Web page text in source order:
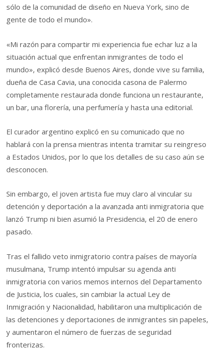
sólo de la comunidad de diseño en Nueva York, sino de
gente de todo el mundo».
«Mi razón para compartir mi experiencia fue echar luz a la
situación actual que enfrentan inmigrantes de todo el
mundo», explicó desde Buenos Aires, donde vive su familia,
dueña de Casa Cavia, una conocida casona de Palermo
completamente restaurada donde funciona un restaurante,
un bar, una florería, una perfumería y hasta una editorial.
El curador argentino explicó en su comunicado que no
hablará con la prensa mientras intenta tramitar su reingreso
a Estados Unidos, por lo que los detalles de su caso aún se
desconocen.
Sin embargo, el joven artista fue muy claro al vincular su
detención y deportación a la avanzada anti inmigratoria que
lanzó Trump ni bien asumió la Presidencia, el 20 de enero
pasado.
Tras el fallido veto inmigratorio contra países de mayoría
musulmana, Trump intentó impulsar su agenda anti
inmigratoria con varios memos internos del Departamento
de Justicia, los cuales, sin cambiar la actual Ley de
Inmigración y Nacionalidad, habilitaron una multiplicación de
las detenciones y deportaciones de inmigrantes sin papeles,
y aumentaron el número de fuerzas de seguridad
fronterizas.